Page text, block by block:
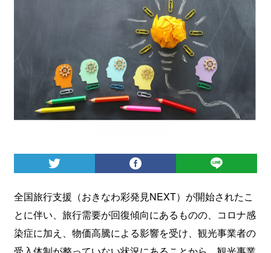
会員登録
ログイン
全国旅行支援（おきなわ彩発見NEXT）が開始されたこ
とに伴い、旅行需要が回復傾向にあるものの、コロナ感
染症に加え、物価高騰による影響を受け、観光事業者の